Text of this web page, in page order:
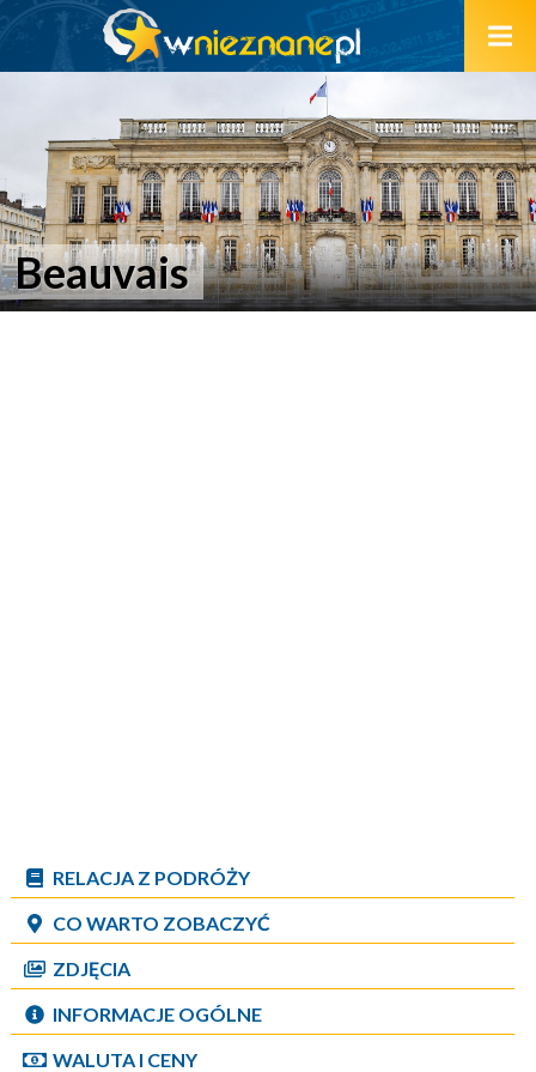
Beauvais
RELACJA Z PODRÓŻY
CO WARTO ZOBACZYĆ
ZDJĘCIA
INFORMACJE OGÓLNE
WALUTA I CENY